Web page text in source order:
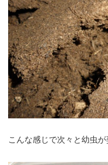
こんな感じで次々と幼虫